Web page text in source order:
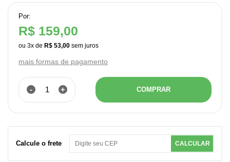
Por:
R$ 159,00
ou 3x de R$ 53,00
mais formas de pagamento
- + COMPRAR
Calcule o frete CALCULAR